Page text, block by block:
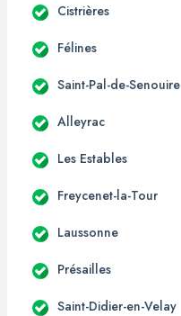
Cistrières
Félines
Saint-Pal-de-Senouire
Alleyrac
Les Estables
Freycenet-la-Tour
Laussonne
Présailles
Saint-Didier-en-Velay